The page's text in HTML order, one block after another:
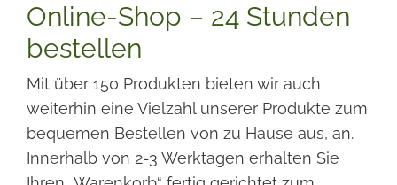
Online-Shop – 24 Stunden
bestellen
Mit über 150 Produkten bieten wir auch
weiterhin eine Vielzahl unserer Produkte zum
bequemen Bestellen von zu Hause aus, an.
Innerhalb von 2-3 Werktagen erhalten Sie